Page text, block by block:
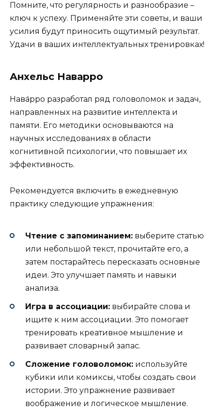
Помните, что регулярность и разнообразие –
ключ к успеху. Применяйте эти советы, и ваши
усилия будут приносить ощутимый результат.
Удачи в ваших интеллектуальных тренировках!
Анхельс Наварро
Нава́рро разработал ряд головоломок и задач,
направленных на развитие интеллекта и
памяти. Его методики основываются на
научных исследованиях в области
когнитивной психологии, что повышает их
эффективность.
Рекомендуется включить в ежедневную
практику следующие упражнения:
Чтение с запоминанием: выберите статью
или небольшой текст, прочитайте его, а
затем постарайтесь пересказать основные
идеи. Это улучшает память и навыки
анализа.
Игра в ассоциации: выбирайте слова и
ищите к ним ассоциации. Это помогает
тренировать креативное мышление и
развивает словарный запас.
Сложение головоломок: используйте
кубики или комиксы, чтобы создать свои
истории. Это упражнение развивает
воображение и логическое мышление.